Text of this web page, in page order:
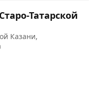
Татарской
Казани,